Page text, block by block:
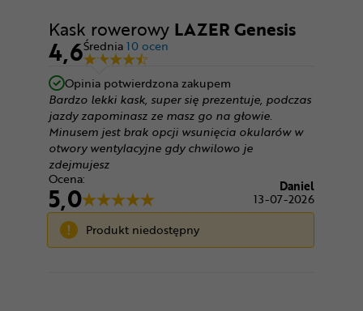
Kask rowerowy LAZER Genesis
4,6Średnia10 ocen
Opinia potwierdzona zakupem
Bardzo lekki kask, super się prezentuje, podczas
jazdy zapominasz ze masz go na głowie.
Minusem jest brak opcji wsunięcia okularów w
otwory wentylacyjne gdy chwilowo je
zdejmujesz
Ocena:
5,0 Daniel
13-07-2026
Produkt niedostępny